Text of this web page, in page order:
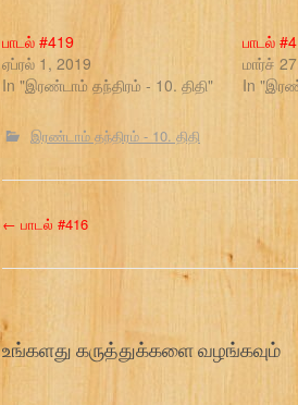
பாடல் #419
ஏப்ரல் 1, 2019
In "இரண்டாம் தந்திரம் - 10. திதி"
பாடல்
மார்ச்
In
இரண்டாம் தந்திரம் - 10. திதி
P
o
s
t
← பாடல் #416
உங்களது கருத்துக்களை வழங்கவும்